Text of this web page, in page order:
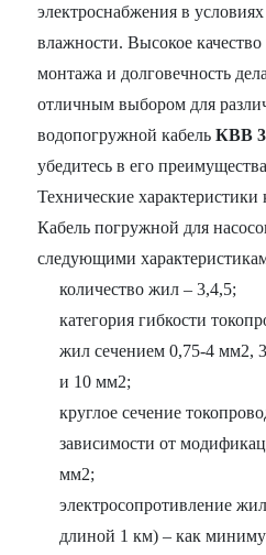
электроснабжения в
влажности. Высокое качество
монтажа и долговечность
отличным выбором для
водопогружной кабельКВВ
убедитесь в его
Технические
Кабель погружной для
следующими
количество жил – 3,4,5;
категория гибкости
жил сечением 0,75-4 мм2,
и 10 мм2;
круглое сечение
зависимости от
мм2;
электросопротивление
длиной 1 км) – как